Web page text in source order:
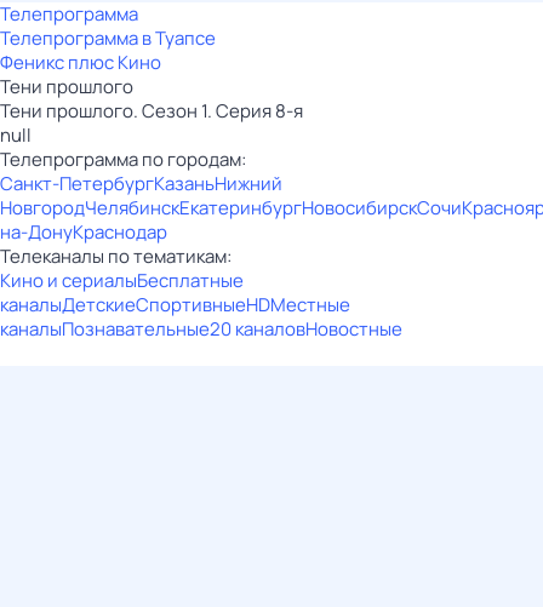
Телепрограмма
Телепрограмма в Туапсе
Феникс плюс Кино
Тени прошлого
Тени прошлого. Сезон 1. Серия 8-я
null
Телепрограмма по городам:
Санкт-ПетербургКазаньНижний
НовгородЧелябинскЕкатеринбургНовосибирскСочи
на-ДонуКраснодар
Телеканалы по тематикам:
Кино и сериалыБесплатные
каналыДетскиеСпортивныеHDМестные
каналыПознавательные20 каналовНовостные